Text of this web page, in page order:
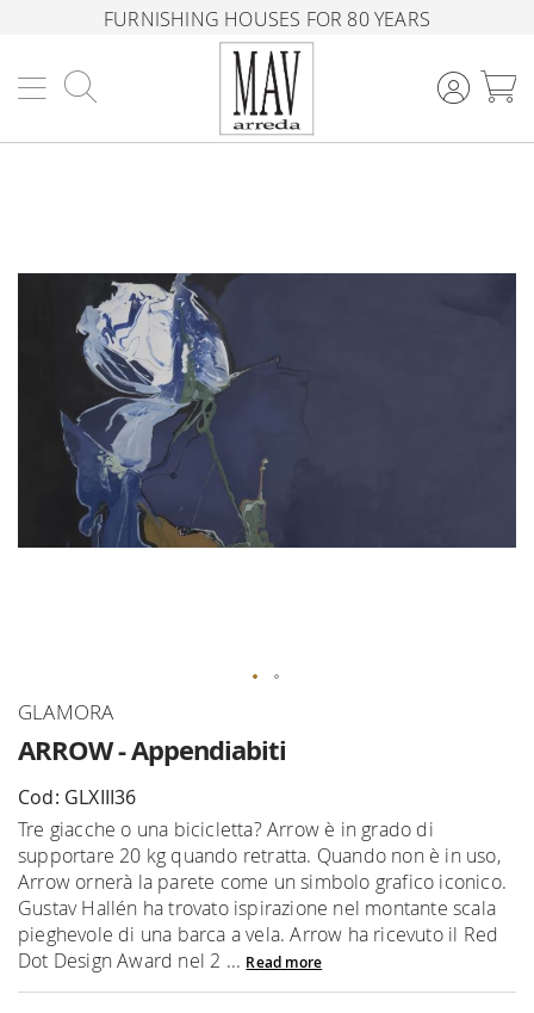
FURNISHING HOUSES FOR 80 YEARS
ARROW - Appendiabiti
GLAMORA
Cod: GLXIII36
Tre giacche o una bicicletta? Arrow è in grado di
supportare 20 kg quando retratta. Quando non è in uso,
Arrow ornerà la parete come un simbolo grafico iconico.
Gustav Hallén ha trovato ispirazione nel montante scala
pieghevole di una barca a vela. Arrow ha ricevuto il Red
Dot Design Award nel 2 ... Read more
of
images
Skip
the
beginning
of
the
images
gallery